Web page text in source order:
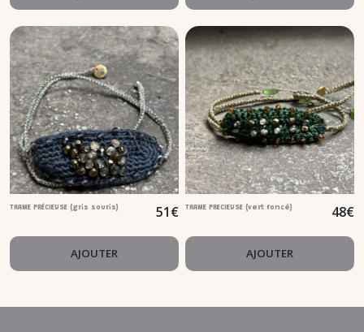
TRAME PRÉCIEUSE (gris souris) 51€
AJOUTER
TRAME PRECIEUSE (vert foncé) 48€
AJOUTER